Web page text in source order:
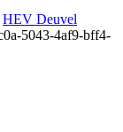
HEV Deuvel